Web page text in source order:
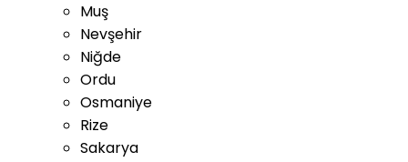
Muş
Nevşehir
Niğde
Ordu
Osmaniye
Rize
Sakarya